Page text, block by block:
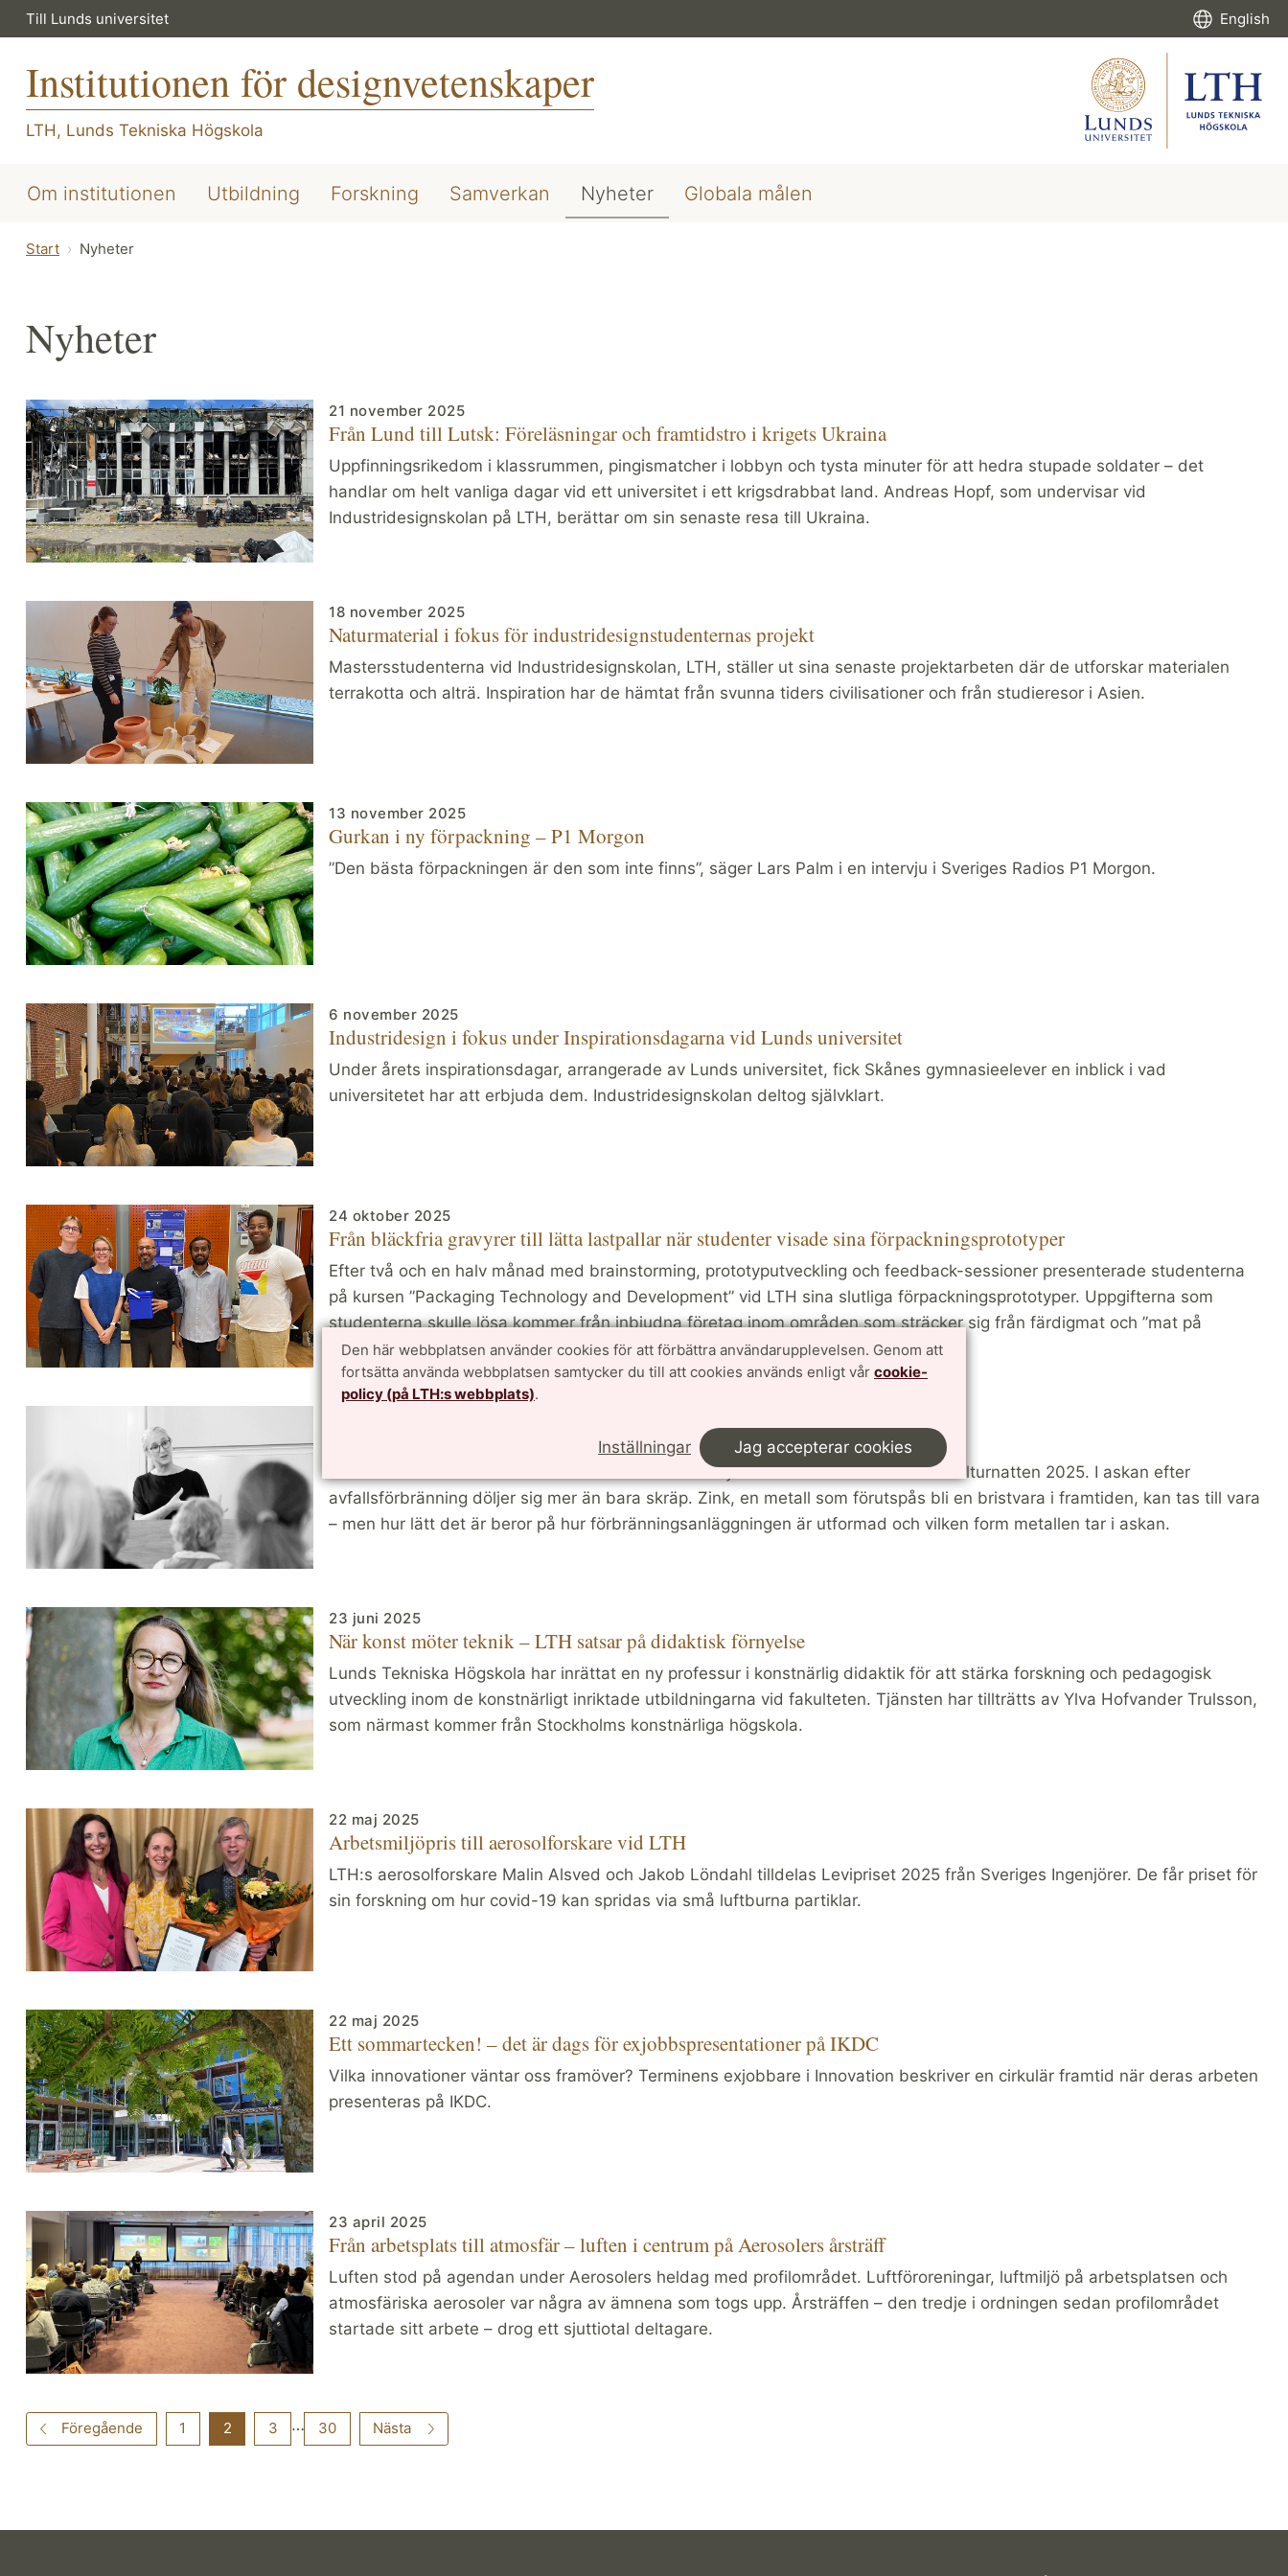
Den här webbplatsen använder cookies för att förbättra användarupplevelsen. Genom att
fortsätta använda webbplatsen samtycker du till att cookies används enligt vår cookie-
policy (på LTH:s webbplats).
Inställningar Jag accepterar cookies
Till Lunds universitet English
Institutionen för designvetenskaper
LTH, Lunds Tekniska Högskola
Om institutionen Utbildning Forskning Samverkan Nyheter Globala målen
Start Nyheter
Nyheter
21 november 2025
Från Lund till Lutsk: Föreläsningar och framtidstro i krigets Ukraina
Uppfinningsrikedom i klassrummen, pingismatcher i lobbyn och tysta minuter för att hedra stupade soldater – det
handlar om helt vanliga dagar vid ett universitet i ett krigsdrabbat land. Andreas Hopf, som undervisar vid
Industridesignskolan på LTH, berättar om sin senaste resa till Ukraina.
18 november 2025
Naturmaterial i fokus för industridesignstudenternas projekt
Mastersstudenterna vid Industridesignskolan, LTH, ställer ut sina senaste projektarbeten där de utforskar materialen
terrakotta och alträ. Inspiration har de hämtat från svunna tiders civilisationer och från studieresor i Asien.
13 november 2025
Gurkan i ny förpackning – P1 Morgon
”Den bästa förpackningen är den som inte finns”, säger Lars Palm i en intervju i Sveriges Radios P1 Morgon.
6 november 2025
Industridesign i fokus under Inspirationsdagarna vid Lunds universitet
Under årets inspirationsdagar, arrangerade av Lunds universitet, fick Skånes gymnasieelever en inblick i vad
universitetet har att erbjuda dem. Industridesignskolan deltog självklart.
24 oktober 2025
Från bläckfria gravyrer till lätta lastpallar när studenter visade sina förpackningsprototyper
Efter två och en halv månad med brainstorming, prototyputveckling och feedback-sessioner presenterade studenterna
på kursen ”Packaging Technology and Development” vid LTH sina slutliga förpackningsprototyper. Uppgifterna som
studenterna skulle lösa kommer från inbjudna företag inom områden som sträcker sig från färdigmat och ”mat på
språng” till [...]
Flygaska på Kulturnatten: Avfall i nytt ljus
Avfall och aska var temat för aerosolforskaren Jenny Risslers seminarium under Kulturnatten 2025. I askan efter
avfallsförbränning döljer sig mer än bara skräp. Zink, en metall som förutspås bli en bristvara i framtiden, kan tas till vara
– men hur lätt det är beror på hur förbränningsanläggningen är utformad och vilken form metallen tar i askan.
23 juni 2025
När konst möter teknik – LTH satsar på didaktisk förnyelse
Lunds Tekniska Högskola har inrättat en ny professur i konstnärlig didaktik för att stärka forskning och pedagogisk
utveckling inom de konstnärligt inriktade utbildningarna vid fakulteten. Tjänsten har tillträtts av Ylva Hofvander Trulsson,
som närmast kommer från Stockholms konstnärliga högskola.
22 maj 2025
Arbetsmiljöpris till aerosolforskare vid LTH
LTH:s aerosolforskare Malin Alsved och Jakob Löndahl tilldelas Levipriset 2025 från Sveriges Ingenjörer. De får priset för
sin forskning om hur covid-19 kan spridas via små luftburna partiklar.
22 maj 2025
Ett sommartecken! – det är dags för exjobbspresentationer på IKDC
Vilka innovationer väntar oss framöver? Terminens exjobbare i Innovation beskriver en cirkulär framtid när deras arbeten
presenteras på IKDC.
23 april 2025
Från arbetsplats till atmosfär – luften i centrum på Aerosolers årsträff
Luften stod på agendan under Aerosolers heldag med profilområdet. Luftföroreningar, luftmiljö på arbetsplatsen och
atmosfäriska aerosoler var några av ämnena som togs upp. Årsträffen – den tredje i ordningen sedan profilområdet
startade sitt arbete – drog ett sjuttiotal deltagare.
Föregående 1 2 3 … 30 Nästa